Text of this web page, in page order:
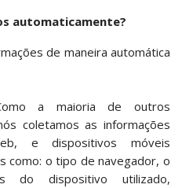
automaticamente?
de maneira automática
a maioria de outros
coletamos as informações
e dispositivos móveis
como: o tipo de navegador, o
do dispositivo utilizado,